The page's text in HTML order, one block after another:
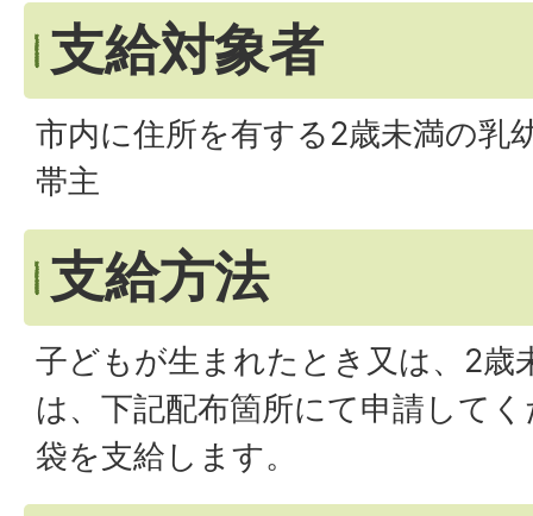
支給対象者
市内に住所を有する2歳未満の乳
帯主
支給方法
子どもが生まれたとき又は、2歳
は、下記配布箇所にて申請して
袋を支給します。